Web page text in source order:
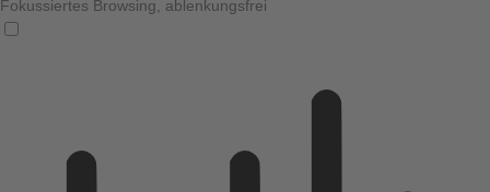
Fokussiertes Browsing, ablenkungsfrei